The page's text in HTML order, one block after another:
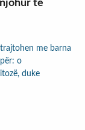
të
me barna
për: o
duke